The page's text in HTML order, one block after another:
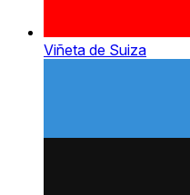
Viñeta de Suiza